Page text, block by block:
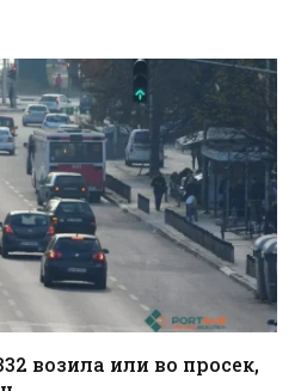
возила или во просек,